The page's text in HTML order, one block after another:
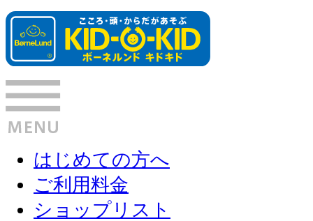
はじめての方へ
ご利用料金
ショップリスト